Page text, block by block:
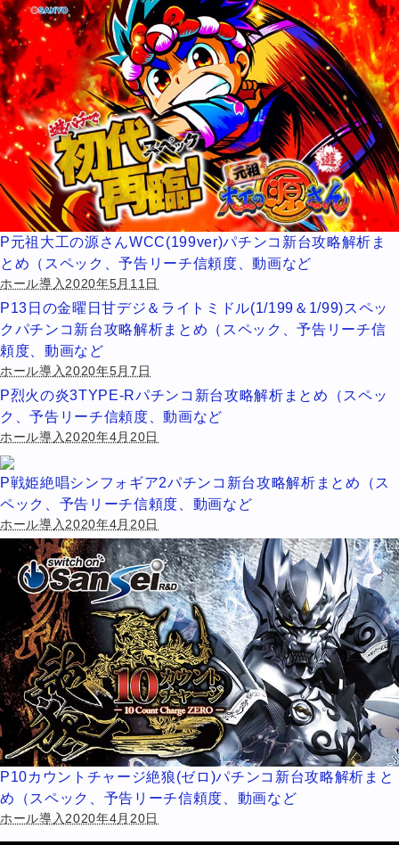
P元祖大工の源さんWCC(199ver)パチンコ新台攻略解析ま
とめ（スペック、予告リーチ信頼度、動画など
ホール導入2020年5月11日
P13日の金曜日甘デジ＆ライトミドル(1/199＆1/99)スペッ
クパチンコ新台攻略解析まとめ（スペック、予告リーチ信
頼度、動画など
ホール導入2020年5月7日
P烈火の炎3TYPE-Rパチンコ新台攻略解析まとめ（スペッ
ク、予告リーチ信頼度、動画など
ホール導入2020年4月20日
P戦姫絶唱シンフォギア2パチンコ新台攻略解析まとめ（ス
ペック、予告リーチ信頼度、動画など
ホール導入2020年4月20日
P10カウントチャージ絶狼(ゼロ)パチンコ新台攻略解析まと
め（スペック、予告リーチ信頼度、動画など
ホール導入2020年4月20日